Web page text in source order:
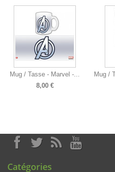
Mug / Tasse - Marvel -...
8,00 €
Mug /
Catégories